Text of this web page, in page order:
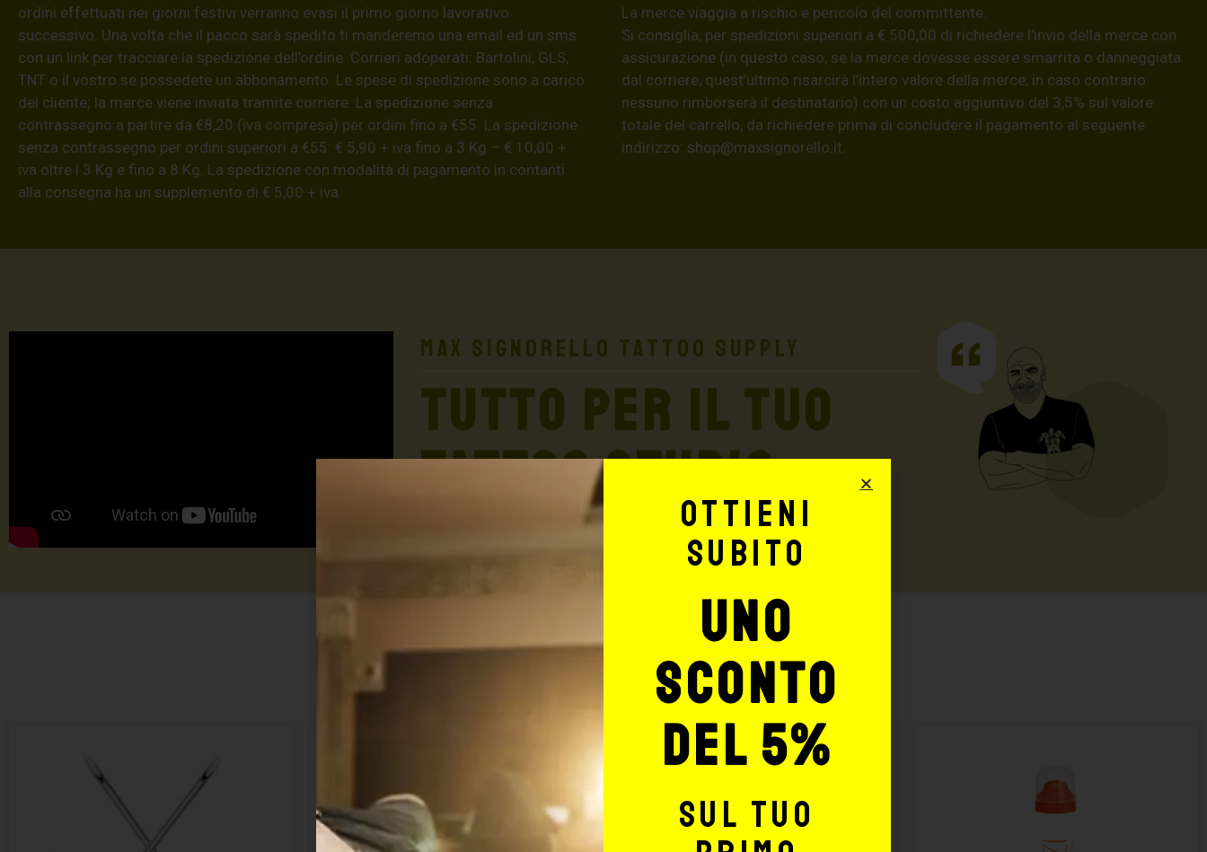
ordini effettuati nei giorni festivi verranno evasi il primo giorno lavorativo
successivo. Una volta che il pacco sarà spedito ti manderemo una email ed un sms
con un link per tracciare la spedizione dell’ordine. Corrieri adoperati: Bartolini, GLS,
TNT o il vostro se possedete un abbonamento. Le spese di spedizione sono a carico
del cliente; la merce viene inviata tramite corriere. La spedizione senza
contrassegno a partire da €8,20 (iva compresa) per ordini fino a €55. La spedizione
senza contrassegno per ordini superiori a €55: € 5,90 + iva fino a 3 Kg – € 10,00 +
iva oltre i 3 Kg e fino a 8 Kg. La spedizione con modalità di pagamento in contanti
alla consegna ha un supplemento di € 5,00 + iva.
La merce viaggia a rischio e pericolo del committente.
Si consiglia, per spedizioni superiori a € 500,00 di richiedere l’invio della merce con
assicurazione (in questo caso, se la merce dovesse essere smarrita o danneggiata
dal corriere, quest’ultimo risarcirà l’intero valore della merce, in caso contrario
nessuno rimborserà il destinatario) con un costo aggiuntivo del 3,5% sul valore
totale del carrello, da richiedere prima di concludere il pagamento al seguente
indirizzo: shop@maxsignorello.it
Max Signorello Tattoo Supply
TUTTO PER IL TUO
TATTOO STUDIO
Potrebbe interessarti anche:
Ottieni
subito
uno
sconto
del 5%
sul tuo